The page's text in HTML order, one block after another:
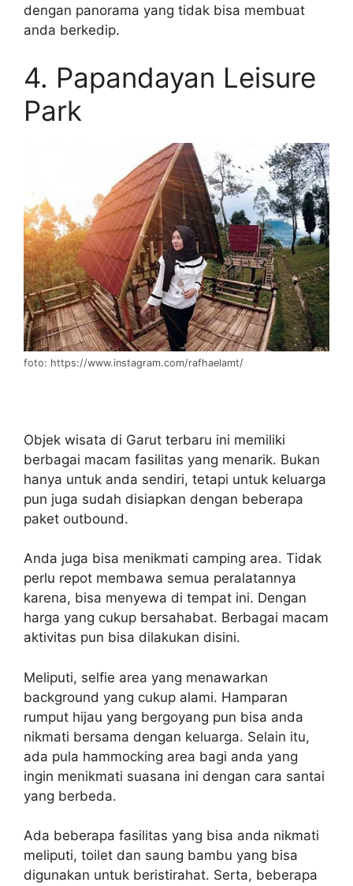
dengan panorama yang tidak bisa membuat
anda berkedip.
4. Papandayan Leisure
Park
foto: https://www.instagram.com/rafhaelamt/
Objek wisata di Garut terbaru ini memiliki
berbagai macam fasilitas yang menarik. Bukan
hanya untuk anda sendiri, tetapi untuk keluarga
pun juga sudah disiapkan dengan beberapa
paket outbound.
Anda juga bisa menikmati camping area. Tidak
perlu repot membawa semua peralatannya
karena, bisa menyewa di tempat ini. Dengan
harga yang cukup bersahabat. Berbagai macam
aktivitas pun bisa dilakukan disini.
Meliputi, selfie area yang menawarkan
background yang cukup alami. Hamparan
rumput hijau yang bergoyang pun bisa anda
nikmati bersama dengan keluarga. Selain itu,
ada pula hammocking area bagi anda yang
ingin menikmati suasana ini dengan cara santai
yang berbeda.
Ada beberapa fasilitas yang bisa anda nikmati
meliputi, toilet dan saung bambu yang bisa
digunakan untuk beristirahat. Serta, beberapa